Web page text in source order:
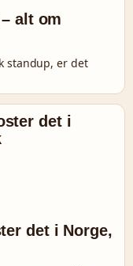
alt om
standup, er det
det i Norge,